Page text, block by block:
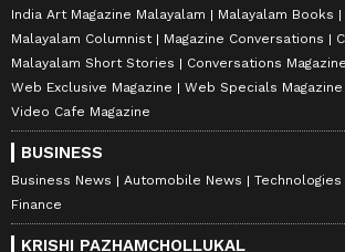
India Art Magazine Malayalam
Malayalam Books
Malayalam Columnist
Magazine Conversations
Malayalam Short Stories
Conversations Magazine
Web Exclusive Magazine
Web Specials Magazine
Video Cafe Magazine
BUSINESS
Business News Automobile News Technologies
Finance
KRISHI PAZHAMCHOLLUKAL